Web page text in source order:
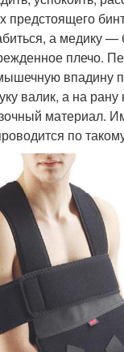
предстоящего
а медику —
плечо.
впадину
валик, а на рану
материал.
по